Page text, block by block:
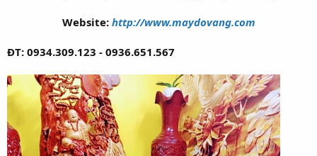
Website: http://www.maydovang.com
ĐT: 0934.309.123 - 0936.651.567